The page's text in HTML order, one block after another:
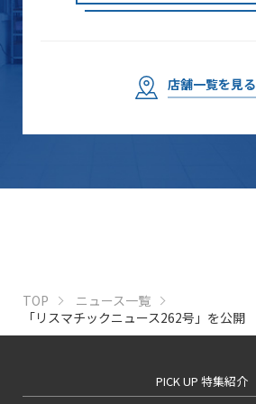
店舗一覧を見る
TOP
ニュース一覧
「リスマチックニュース262号」を公開
PICK UP 特集紹介